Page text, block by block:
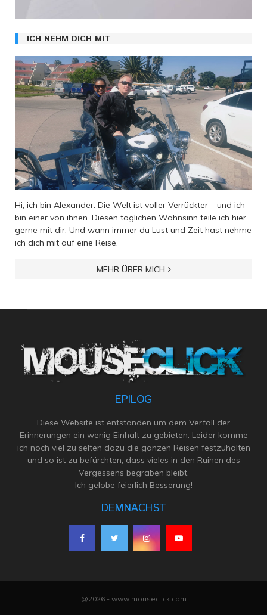
ICH NEHM DICH MIT
Hi, ich bin Alexander. Die Welt ist voller Verrückter – und ich
bin einer von ihnen. Diesen täglichen Wahnsinn teile ich hier
gerne mit dir. Und wann immer du Lust und Zeit hast nehme
ich dich mit auf eine Reise.
MEHR ÜBER MICH
EPILOG
Diese Website ist entstanden um dem Verfall der
Erinnerungen ein wenig Einhalt zu gebieten. Leider komme
ich noch viel zu selten dazu die ganzen Reisen festzuhalten
und so ist zu befürchten, dass vieles in den Ruinen des
Vergessens begraben bleibt.
Ich gelobe feierlich Besserung!
DEMNÄCHST
@2026 - www.mouseclick.com